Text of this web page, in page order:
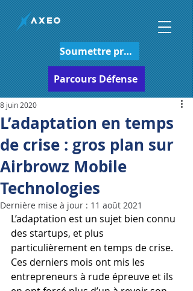
Soumettre projet
Parcours Défense
L’adaptation en temps
de crise : gros plan sur
Airbrowz Mobile
Technologies
8 juin 2020
Dernière mise à jour : 11 août 2021
L’adaptation est un sujet bien connu
des startups, et plus
particulièrement en temps de crise.
Ces derniers mois ont mis les
entrepreneurs à rude épreuve et ils